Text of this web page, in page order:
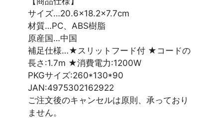
サイズ…20.6×18.2×7.7cm
材質…PC、ABS樹脂
原産国…中国
補足仕様…★スリットフード付 ★コードの
長さ:1.7m ★消費電力:1200W
PKGサイズ:260*130*90
JAN:4975302162922
ご注文後のキャンセルは原則、承っており
ません。